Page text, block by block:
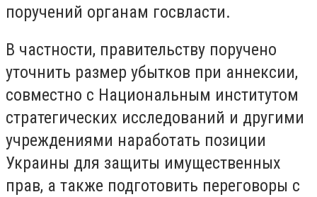
поручений органам госвласти.
В частности, правительству поручено
уточнить размер убытков при аннексии,
совместно с Национальным институтом
стратегических исследований и другими
учреждениями наработать позиции
Украины для защиты имущественных
прав, а также подготовить переговоры с